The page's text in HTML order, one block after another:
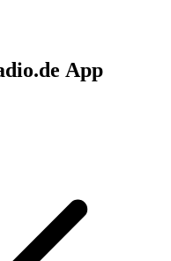
App